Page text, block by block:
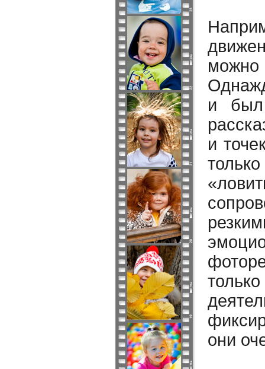
можно
и был
и
они